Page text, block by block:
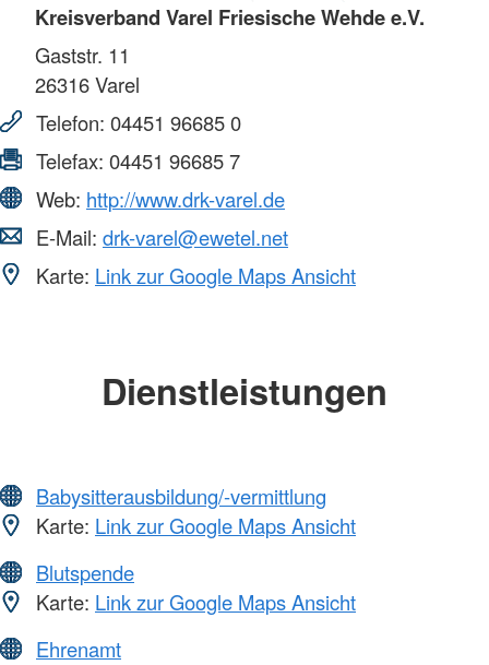
Kreisverband Varel Friesische Wehde e.V.
Gaststr. 11
26316Varel
Telefon: 04451 96685 0
Telefax: 04451 96685 7
Web: http://www.drk-varel.de
E-Mail: drk-varel@ewetel.net
Karte: Link zur Google Maps Ansicht
Dienstleistungen
Babysitterausbildung/-vermittlung
Karte: Link zur Google Maps Ansicht
Blutspende
Karte: Link zur Google Maps Ansicht
Ehrenamt